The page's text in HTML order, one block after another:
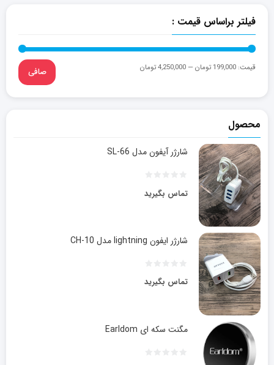
فیلتر براساس قیمت :
صافی قيمت: 199,000 تومان —4,250,000 تومان
محصول
شارژر آیفون مدل SL-66
تماس بگیرید
شارژر ایفون lightning مدل CH-10
تماس بگیرید
مگنت سکه ای Earldom